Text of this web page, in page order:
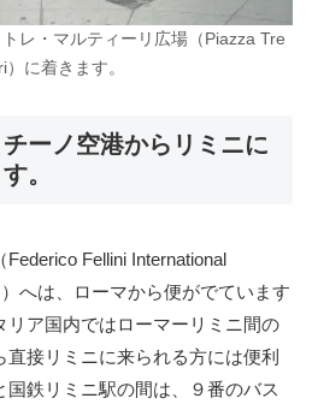
レ・マルティーリ広場（Piazza Tre
）に着きます。
ーノ空港からリミニに
。
Fellini International
へは、ローマから便がでています
リア国内ではローマーリミニ間の
接リミニに来られる方には便利
鉄リミニ駅の間は、９番のバス